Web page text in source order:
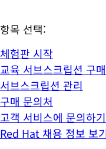
항목 선택:
체험판 시작
교육 서브스크립션 구매
서브스크립션 관리
구매 문의처
고객 서비스에 문의하기
Red Hat 채용 정보 보